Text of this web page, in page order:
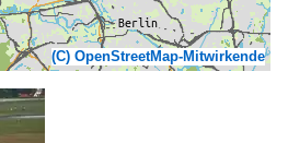
(C) OpenStreetMap-Mitwirkende